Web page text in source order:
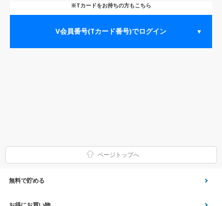
※Tカードをお持ちの方もこちら
V会員番号(Tカード番号)でログイン ▼
ページトップへ
無料で貯める